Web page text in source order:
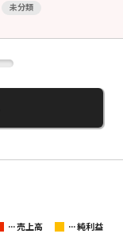
未分類
...売上高 ...純利益